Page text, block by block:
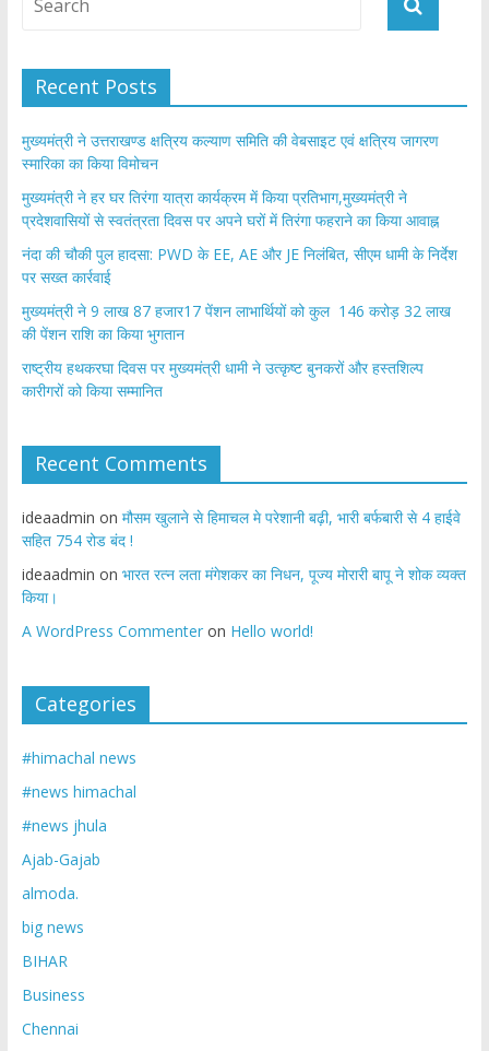
Recent Posts
मुख्यमंत्री ने उत्तराखण्ड क्षत्रिय कल्याण समिति की वेबसाइट एवं क्षत्रिय जागरण
स्मारिका का किया विमोचन
मुख्यमंत्री ने हर घर तिरंगा यात्रा कार्यक्रम में किया प्रतिभाग,मुख्यमंत्री ने
प्रदेशवासियों से स्वतंत्रता दिवस पर अपने घरों में तिरंगा फहराने का किया आवाह्न
नंदा की चौकी पुल हादसा: PWD के EE, AE और JE निलंबित, सीएम धामी के निर्देश
पर सख्त कार्रवाई
मुख्यमंत्री ने 9 लाख 87 हजार17 पेंशन लाभार्थियों को कुल 146 करोड़ 32 लाख
की पेंशन राशि का किया भुगतान
राष्ट्रीय हथकरघा दिवस पर मुख्यमंत्री धामी ने उत्कृष्ट बुनकरों और हस्तशिल्प
कारीगरों को किया सम्मानित
Recent Comments
ideaadmin on मौसम खुलाने से हिमाचल मे परेशानी बढ़ी, भारी बर्फबारी से 4 हाईवे
सहित 754 रोड बंद !
ideaadmin on भारत रत्न लता मंगेशकर का निधन, पूज्य मोरारी बापू ने शोक व्यक्त
किया।
A WordPress Commenteron Hello world!
Categories
#himachal news
#news himachal
#news jhula
Ajab-Gajab
almoda.
big news
BIHAR
Business
Chennai